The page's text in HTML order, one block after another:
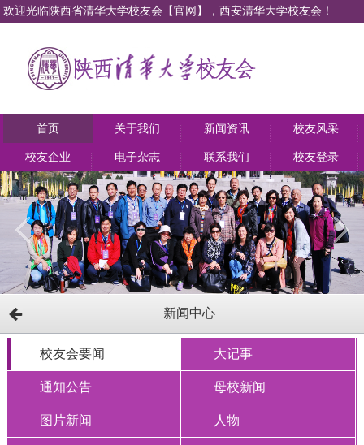
欢迎光临陕西省清华大学校友会【官网】，西安清华大学校友会！
首页 关于我们 新闻资讯 校友风采
校友企业 电子杂志 联系我们 校友登录
新闻中心
校友会要闻 大记事
通知公告 母校新闻
图片新闻 人物